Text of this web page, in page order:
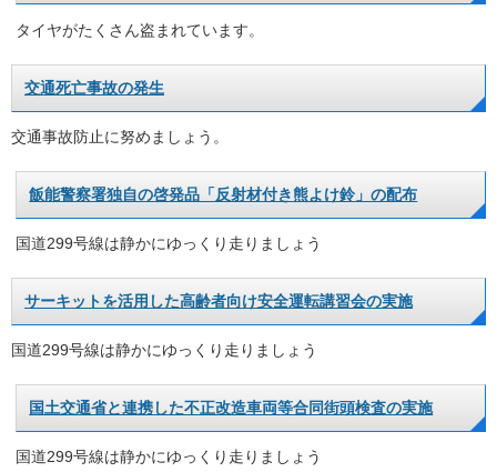
タイヤがたくさん盗まれています。
交通死亡事故の発生
交通事故防止に努めましょう。
飯能警察署独自の啓発品「反射材付き熊よけ鈴」の配布
国道299号線は静かにゆっくり走りましょう
サーキットを活用した高齢者向け安全運転講習会の実施
国道299号線は静かにゆっくり走りましょう
国土交通省と連携した不正改造車両等合同街頭検査の実施
国道299号線は静かにゆっくり走りましょう